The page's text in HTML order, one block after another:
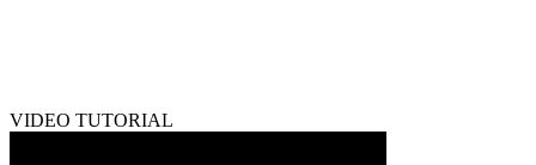
VIDEO TUTORIAL